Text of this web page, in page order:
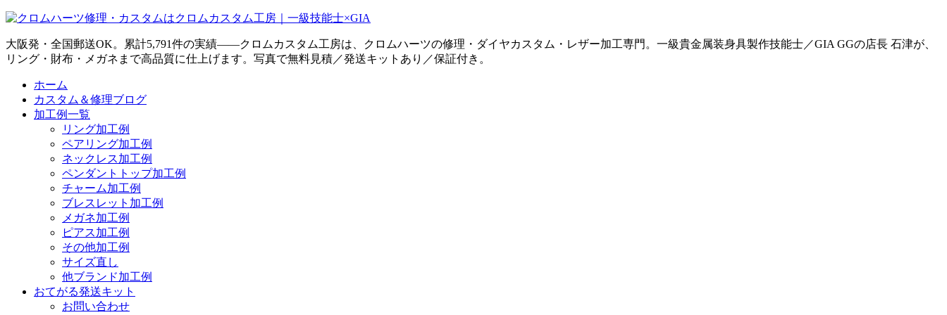
大阪発・全国郵送OK。累計5,791件の実績——クロムカスタム工房は、クロムハーツの修理・ダイヤカスタム・レザー加工専門。一級貴金属装身具製作技能士／GIA GGの店長 石津が、
リング・財布・メガネまで高品質に仕上げます。写真で無料見積／発送キットあり／保証付き。
ホーム
カスタム＆修理ブログ
加工例一覧
リング加工例
ペアリング加工例
ネックレス加工例
ペンダントトップ加工例
チャーム加工例
ブレスレット加工例
メガネ加工例
ピアス加工例
その他加工例
サイズ直し
他ブランド加工例
おてがる発送キット
お問い合わせ